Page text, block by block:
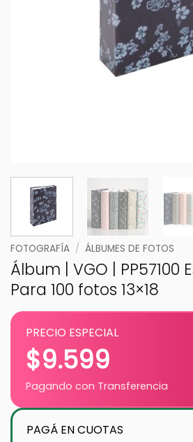
FOTOGRAFÍA / ÁLBUMES DE FOTOS
Álbum | VGO | PP57100
Para 100 fotos 13×18
PRECIO ESPECIAL
$9.599
Pagando con Transferencia
PAGÁ EN CUOTAS